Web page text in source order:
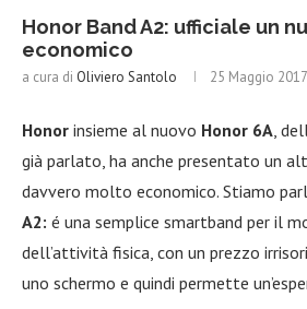
Honor Band A2: ufficiale un
economico
a cura di Oliviero Santolo 25 Maggio 2017
Honor insieme al nuovo Honor 6A,
già parlato, ha anche presentato un
davvero molto economico. Stiamo
A2: é una semplice smartband per il
dell’attività fisica, con un prezzo
uno schermo e quindi permette